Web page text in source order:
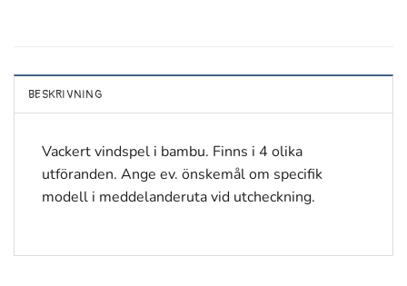
BESKRIVNING
Vackert vindspel i bambu. Finns i 4 olika
utföranden. Ange ev. önskemål om specifik
modell i meddelanderuta vid utcheckning.